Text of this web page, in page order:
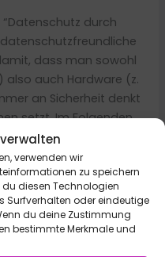
verwenden wir
zu speichern
diesen Technologien
Surfverhalten oder eindeutige
du deine Zustimmung
bestimmte Merkmale und
“Datenschutz durch
dass man sowohl
also auch Hardware (z.
an Sicherheit denkt
setzt. Im Folgenden
auf konkrete
klingen sehr technisch
HTTPS (das Hypertext
„sicheres Hypertext-